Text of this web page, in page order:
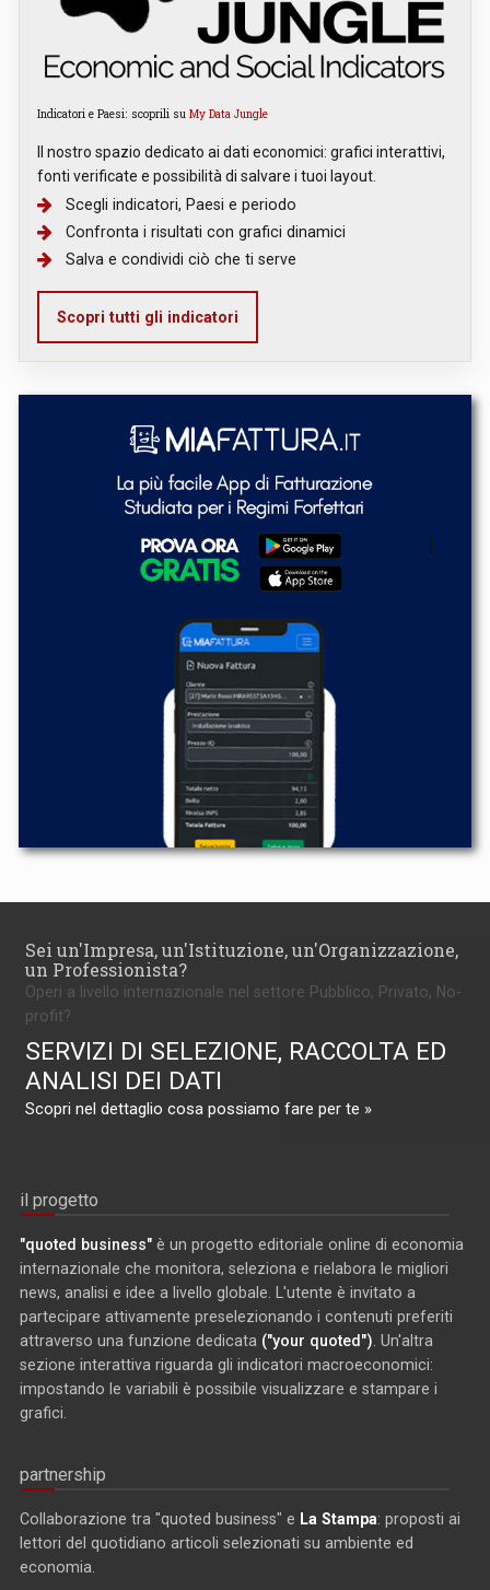
Indicatori e Paesi: scoprili su My Data Jungle
Il nostro spazio dedicato ai dati economici: grafici interattivi,
fonti verificate e possibilità di salvare i tuoi layout.
Scegli indicatori, Paesi e periodo
Confronta i risultati con grafici dinamici
Salva e condividi ciò che ti serve
Scopri tutti gli indicatori
Sei un'Impresa, un'Istituzione, un'Organizzazione,
un Professionista?
Operi a livello internazionale nel settore Pubblico, Privato, No-
profit?
SERVIZI DI SELEZIONE, RACCOLTA ED
ANALISI DEI DATI
Scopri nel dettaglio cosa possiamo fare per te »
il progetto
"quoted business" è un progetto editoriale online di economia
internazionale che monitora, seleziona e rielabora le migliori
news, analisi e idee a livello globale. L'utente è invitato a
partecipare attivamente preselezionando i contenuti preferiti
attraverso una funzione dedicata ("your quoted") . Un'altra
sezione interattiva riguarda gli indicatori macroeconomici:
impostando le variabili è possibile visualizzare e stampare i
grafici.
partnership
Collaborazione tra "quoted business" e La Stampa: proposti ai
lettori del quotidiano articoli selezionati su ambiente ed
economia.